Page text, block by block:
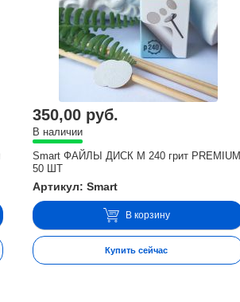
350,00 руб.
В наличии
Smart ФАЙЛЫ ДИСК М 240 грит PREMIUM
50 ШТ
Артикул: Smart
В корзину
Купить сейчас